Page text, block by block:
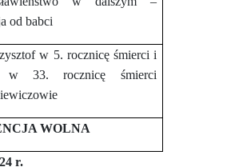
od babci
w 5. rocznicę śmierci i
w 33. rocznicę śmierci
WOLNA
r.